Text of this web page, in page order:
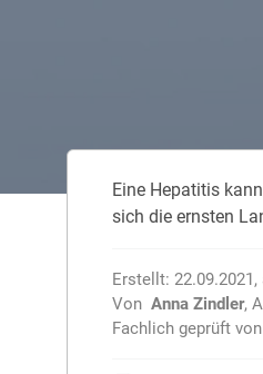
Würmer,
Eine Hepatitis
sich die ernsten
Erstellt: 22.09.2021,
Von Anna Zindler,
Fachlich geprüft von